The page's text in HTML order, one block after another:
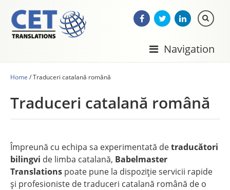
Navigation
Home /Traduceri catalană română
Traduceri catalană română
Împreună cu echipa sa experimentată detraducători
bilingvi de limba catalană, Babelmaster
Translations poate pune la dispoziție servicii rapide
şi profesioniste de traduceri catalană română de o